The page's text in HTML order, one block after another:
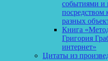
событиями и
посредством
разных
Книга
Григория
интернет»
Цитаты из